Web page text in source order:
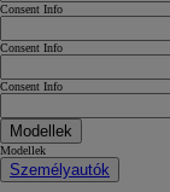
Consent Info
Consent Info
Consent Info
Modellek
Modellek
Személyautók